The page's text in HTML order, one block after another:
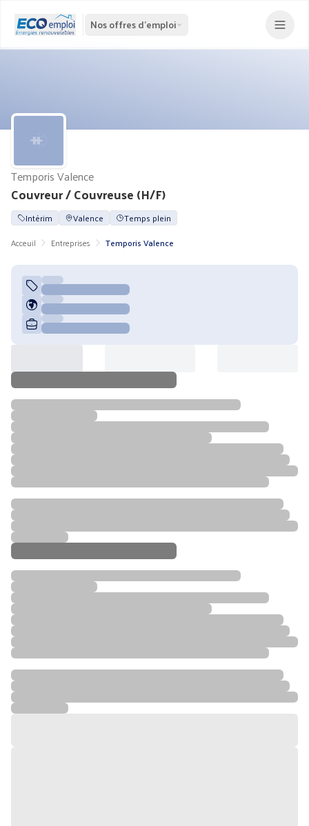
Nos offres d'emploi
Couvreur / Couvreuse (H/F)
Temporis Valence
Intérim Valence
Temps plein
Acceuil
Entreprises Temporis Valence